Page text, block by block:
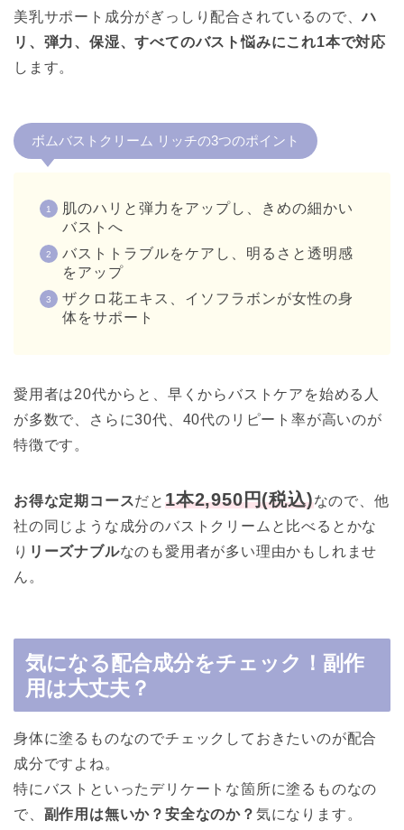
美乳サポート成分がぎっしり配合されているので、ハ
リ、弾力、保湿、すべてのバスト悩みにこれ1本で対応
します。
ボムバストクリーム リッチの3つのポイント
肌のハリと弾力をアップし、きめの細かい
バストへ
バストトラブルをケアし、明るさと透明感
をアップ
ザクロ花エキス、イソフラボンが女性の身
体をサポート
愛用者は20代からと、早くからバストケアを始める人
が多数で、さらに30代、40代のリピート率が高いのが
特徴です。
お得な定期コースだと1本2,950円(税込)なので、他
社の同じような成分のバストクリームと比べるとかな
り リーズナブルなのも愛用者が多い理由かもしれませ
ん。
気になる配合成分をチェック！副作
用は大丈夫？
身体に塗るものなのでチェックしておきたいのが配合
成分ですよね。
特にバストといったデリケートな箇所に塗るものなの
で、 副作用は無いか？安全なのか？ 気になります。